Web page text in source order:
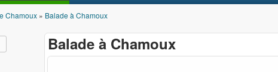
Chamoux » Balade à Chamoux
Balade à Chamoux
recherche